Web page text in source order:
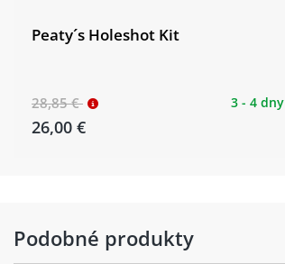
Peaty´s Holeshot Kit
28,85 €
26,00 €
3 - 4 dny
Podobné produkty